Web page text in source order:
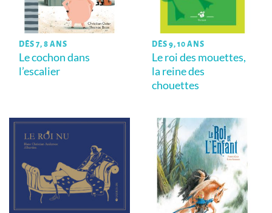
DÈS 7, 8 ANS
Le cochon dans
l’escalier
DÈS 9, 10 ANS
Le roi des mouettes,
la reine des
chouettes